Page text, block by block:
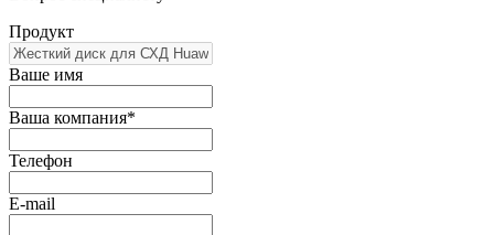
Продукт
Ваше имя
Ваша компания*
Телефон
E-mail